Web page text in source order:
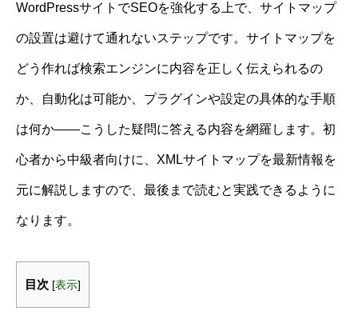
WordPressサイトでSEOを強化する上で、サイトマップ
の設置は避けて通れないステップです。サイトマップを
どう作れば検索エンジンに内容を正しく伝えられるの
か、自動化は可能か、プラグインや設定の具体的な手順
は何か――こうした疑問に答える内容を網羅します。初
心者から中級者向けに、XMLサイトマップを最新情報を
元に解説しますので、最後まで読むと実践できるように
なります。
目次 [表示]